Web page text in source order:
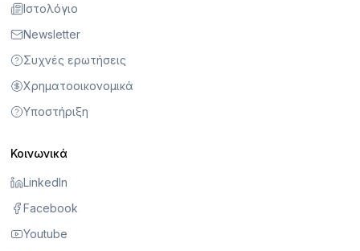
Ιστολόγιο
Newsletter
Συχνές ερωτήσεις
Χρηματοοικονομικά
Υποστήριξη
Κοινωνικά
LinkedIn
Facebook
Youtube